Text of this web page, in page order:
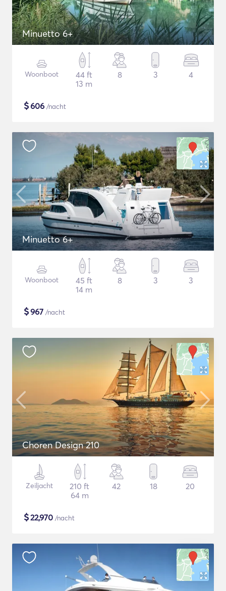
Minuetto 6+
Woonboot
44 ft
13 m
8 3 4
$606 /nacht
Minuetto 6+
Woonboot
45 ft
14 m
8 3 3
$967 /nacht
Choren Design 210
Zeiljacht
210 ft
64 m
42 18 20
$22,970 /nacht